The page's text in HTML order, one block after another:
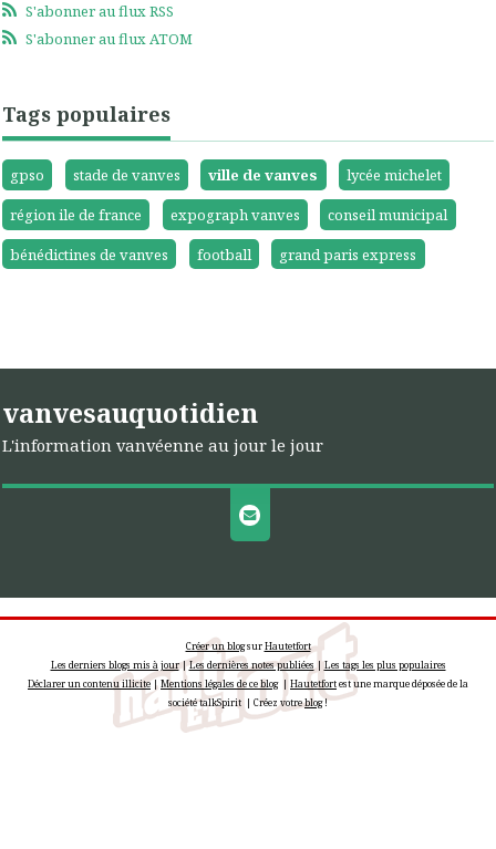
S'abonner au flux RSS
S'abonner au flux ATOM
Tags populaires
gpso stade de vanves ville de vanves
lycée michelet
région ile de france
expograph vanves
conseil municipal
bénédictines de vanves
football grand paris express
vanvesauquotidien
L'information vanvéenne au jour le jour
Créer un blogsurHautetfort
Les derniers blogs mis à jour|Les dernières notes publiées |Les tags les plus populaires
Déclarer un contenu illicite|Mentions légales de ce blog| Hautetfortest une marque déposée de la
société talkSpirit | Créez votreblog!